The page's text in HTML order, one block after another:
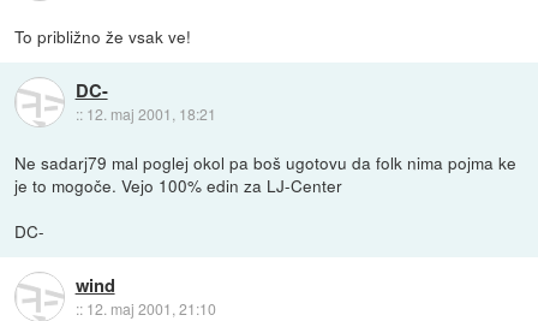
To približno že vsak ve!
DC-
:: 12. maj 2001, 18:21
Ne sadarj79 mal poglej okol pa boš ugotovu da folk nima pojma ke
je to mogoče. Vejo 100% edin za LJ-Center
DC-
wind
:: 12. maj 2001, 21:10